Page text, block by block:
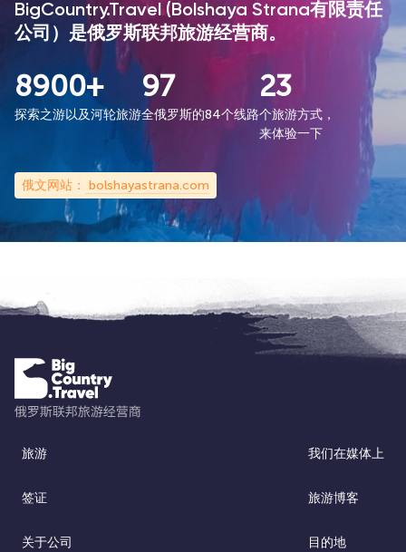
BigCountry.Travel (Bolshaya Strana有限责任
公司）是俄罗斯联邦旅游经营商。
8900+
探索之游以及河轮旅游
97
全俄罗斯的84个线路
23
个旅游方式，
来体验一下
俄文网站： bolshayastrana.com
旅游 我们在媒体上
签证 旅游博客
关于公司 目的地